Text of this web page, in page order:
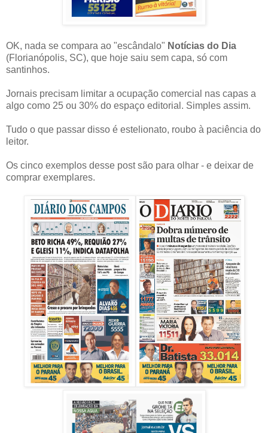
OK, nada se compara ao "escândalo" Notícias do Dia
(Florianópolis, SC), que hoje saiu sem capa, só com
santinhos.
Jornais precisam limitar a ocupação comercial nas capas a
algo como 25 ou 30% do espaço editorial. Simples assim.
Tudo o que passar disso é estelionato, roubo à paciência do
leitor.
Os cinco exemplos desse post são para olhar - e deixar de
comprar exemplares.